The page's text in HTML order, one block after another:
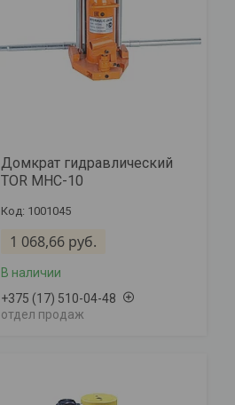
Домкрат гидравлический
TOR MHC-10
1001045
1 068,66 руб.
В наличии
+375 (17) 510-04-48
отдел продаж